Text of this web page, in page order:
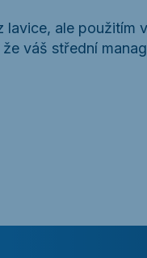
ale použitím
váš střední